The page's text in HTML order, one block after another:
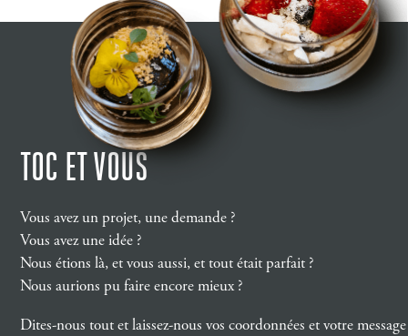
TOC ET VOUS
Vous avez un projet, une demande ?
Vous avez une idée ?
Nous étions là, et vous aussi, et tout était parfait ?
Nous aurions pu faire encore mieux ?
Dites-nous tout et laissez-nous vos coordonnées et votre message